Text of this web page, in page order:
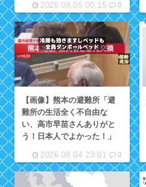
2026.08.05 00:15 0
【画像】熊本の避難所「避
難所の生活全く不自由な
い、高市早苗さんありがと
う！日本人でよかった！」
2026.08.04 23:01 0